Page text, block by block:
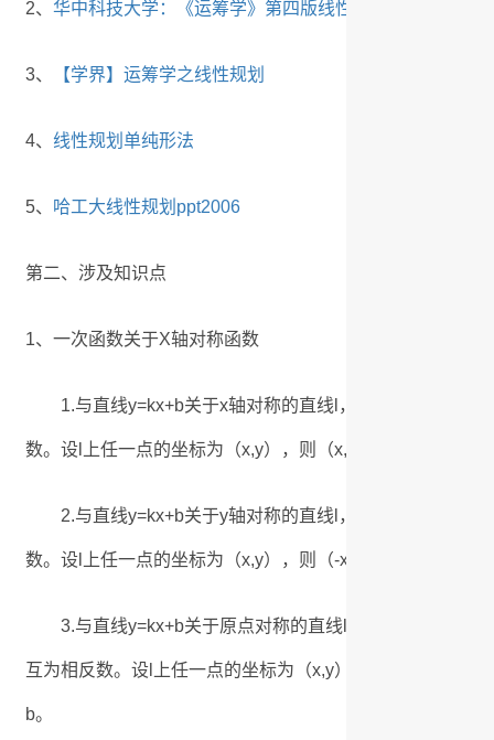
2、华中科技大学：《运筹学》第四版线性规划模型
3、 【学界】运筹学之线性规划
4、线性规划单纯形法
5、 哈工大线性规划ppt2006
第二、涉及知识点
1、一次函数关于X轴对称函数
1.与直线y=kx+b关于x轴对称的直线l，每个点与它的对
数。设l上任一点的坐标为（x,y），则（x,-y）应当在直线
2.与直线y=kx+b关于y轴对称的直线l，每个点与它的对
数。设l上任一点的坐标为（x,y），则（-x,y）应当在直线
3.与直线y=kx+b关于原点对称的直线l，每个点与它的
互为相反数。设l上任一点的坐标为（x,y），则（-x,-y）应
b。